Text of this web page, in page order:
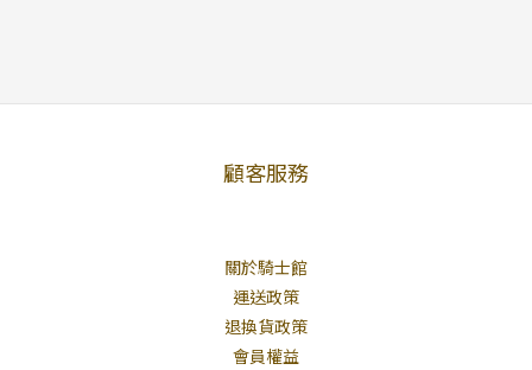
顧客服務
關於騎士館
運送政策
退換貨政策
會員權益